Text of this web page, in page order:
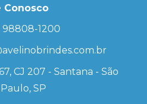
Kits
Conosco
98808-1200
CJ 207 - Santana - São
Paulo, SP